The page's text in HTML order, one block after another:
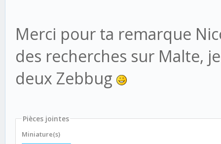
Merci pour ta remarque
des recherches sur Malte,
deux Zebbug
Pièces jointes
Miniature(s)